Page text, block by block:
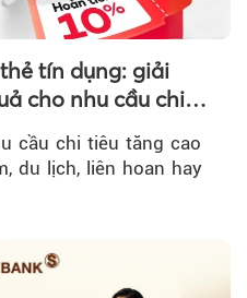
tín dụng: giải
cho nhu cầu chi
cầu chi tiêu tăng cao
du lịch, liên hoan hay